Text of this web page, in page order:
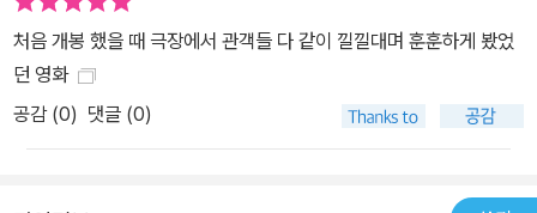
처음 개봉 했을 때 극장에서 관객들 다 같이 낄낄대며 훈훈하게 봤었
던 영화
공감 (0) 댓글 (0)